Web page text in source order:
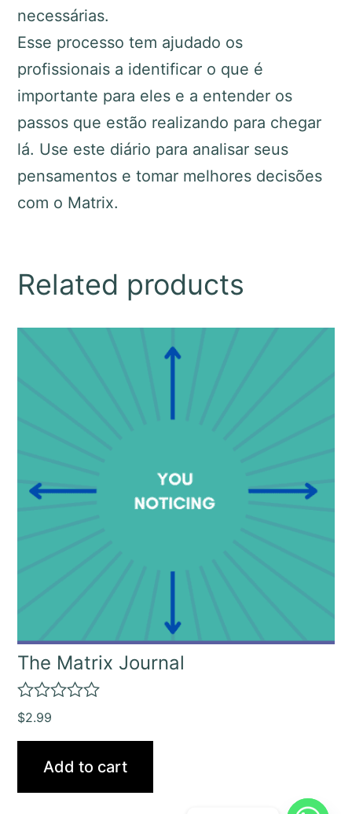
necessárias.
Esse processo tem ajudado os
profissionais a identificar o que é
importante para eles e a entender os
passos que estão realizando para chegar
lá. Use este diário para analisar seus
pensamentos e tomar melhores decisões
com o Matrix.
Related products
The Matrix Journal
R
a
t
0
$2.99
Add to cart